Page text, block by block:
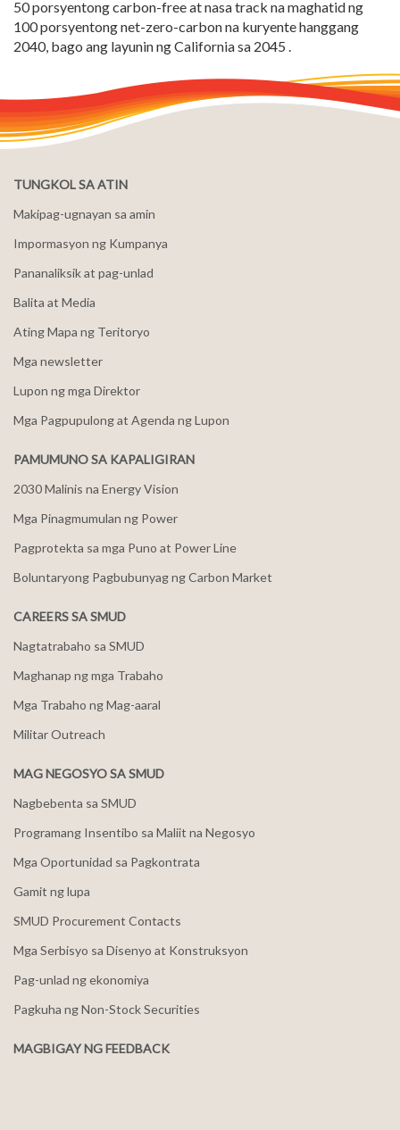
50 porsyentong carbon-free at nasa track na maghatid ng
100 porsyentong net-zero-carbon na kuryente hanggang
2040, bago ang layunin ng California sa 2045 .
TUNGKOL SA ATIN
Makipag-ugnayan sa amin
Impormasyon ng Kumpanya
Pananaliksik at pag-unlad
Balita at Media
Ating Mapa ng Teritoryo
Mga newsletter
Lupon ng mga Direktor
Mga Pagpupulong at Agenda ng Lupon
PAMUMUNO SA KAPALIGIRAN
2030 Malinis na Energy Vision
Mga Pinagmumulan ng Power
Pagprotekta sa mga Puno at Power Line
Boluntaryong Pagbubunyag ng Carbon Market
CAREERS SA SMUD
Nagtatrabaho sa SMUD
Maghanap ng mga Trabaho
Mga Trabaho ng Mag-aaral
Militar Outreach
MAG NEGOSYO SA SMUD
Nagbebenta sa SMUD
Programang Insentibo sa Maliit na Negosyo
Mga Oportunidad sa Pagkontrata
Gamit ng lupa
SMUD Procurement Contacts
Mga Serbisyo sa Disenyo at Konstruksyon
Pag-unlad ng ekonomiya
Pagkuha ng Non-Stock Securities
MAGBIGAY NG FEEDBACK